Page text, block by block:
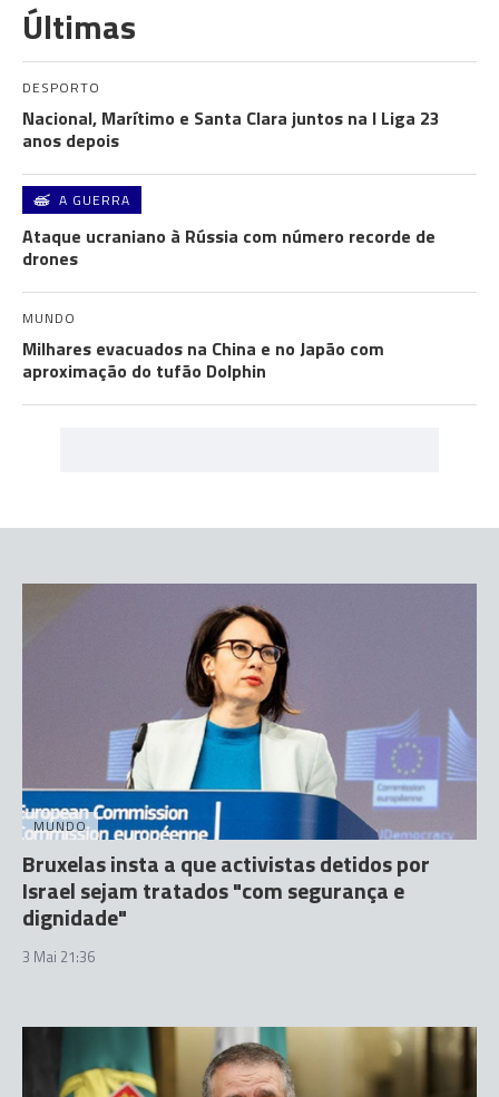
Últimas
DESPORTO
Nacional, Marítimo e Santa Clara juntos na I Liga 23
anos depois
A GUERRA
Ataque ucraniano à Rússia com número recorde de
drones
MUNDO
Milhares evacuados na China e no Japão com
aproximação do tufão Dolphin
MUNDO
Bruxelas insta a que activistas detidos por
Israel sejam tratados "com segurança e
dignidade"
3 Mai 21:36